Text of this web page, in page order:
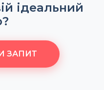
ідеальний
ЗАПИТ